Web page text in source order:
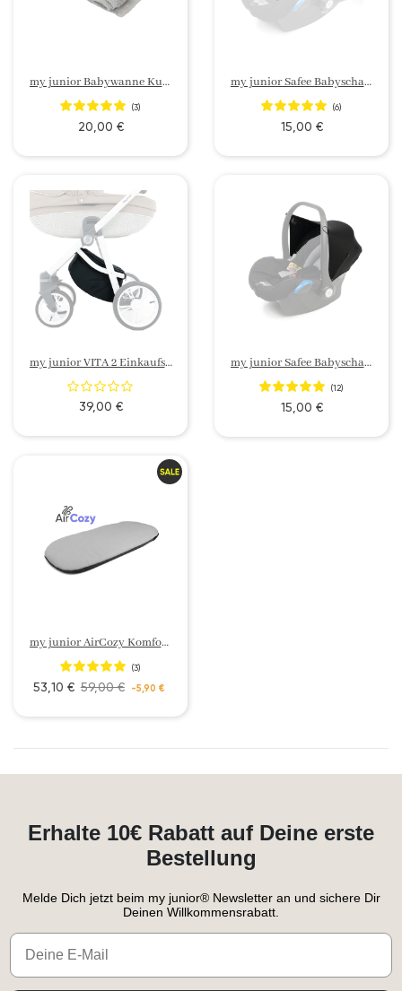
my junior Babywanne Kuscheldecke
(3)
20,00 €
my junior Safee Babyschale Neugeboreneneinlage
(6)
15,00 €
my junior VITA 2 Einkaufskorb
39,00 €
my junior Safee Babyschale Sonnenschutzverdeck
(12)
15,00 €
my junior AirCozy Komfort Matratze
(3)
53,10 € 59,00 € -5,90 €
Erhalte 10€ Rabatt auf Deine erste
Bestellung
Melde Dich jetzt beim my junior® Newsletter an und sichere Dir
Deinen Willkommensrabatt.
Email